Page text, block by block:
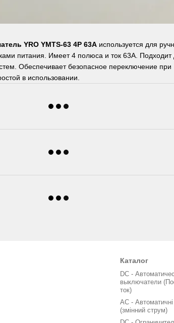
YRO YMTS-63 4P 63A используется для
питания. Имеет 4 полюса и ток 63А. Подходит
Обеспечивает безопасное переключение при
в использовании.
Каталог
DC -
выключатели
ток)
AC - Автоматичні
(змінний струм)